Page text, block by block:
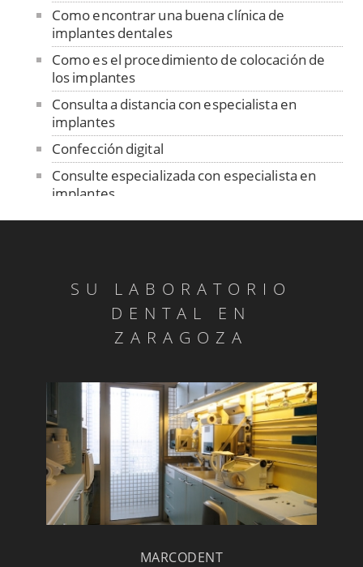
Como encontrar una buena clínica de
implantes dentales
Como es el procedimiento de colocación de
los implantes
Consulta a distancia con especialista en
implantes
Confección digital
Consulte especializada con especialista en
implantes
Contención
Dentadura sobre implantes
Día mundial de la salud bucodental
Endodoncia
Estomatitis
Gingivitis/a>
Glositis
Guía básica sobre la colocación de un implante
SU LABORATORIO
DENTAL EN
ZARAGOZA
MARCODENT